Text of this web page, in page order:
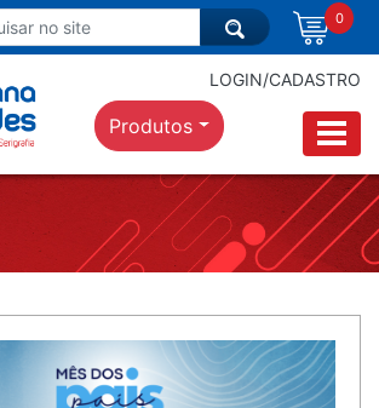
0
LOGIN/CADASTRO
Produtos